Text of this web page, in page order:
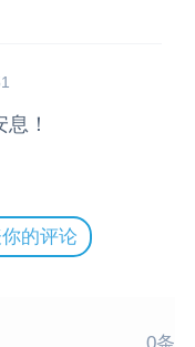
！
的评论